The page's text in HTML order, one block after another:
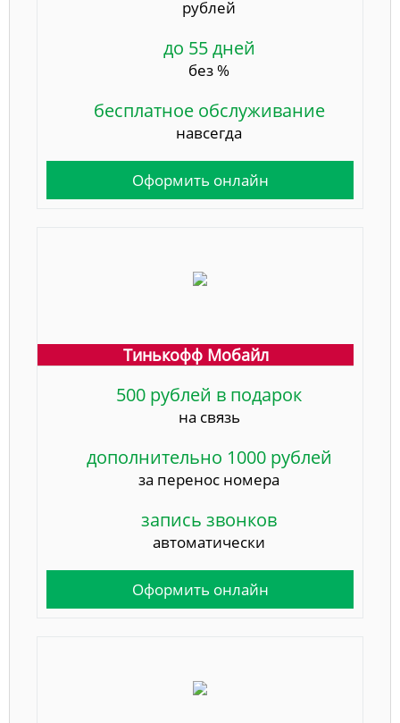
рублей
до 55 дней
без %
бесплатное обслуживание
навсегда
Оформить онлайн
Тинькофф Мобайл
500 рублей в подарок
на связь
дополнительно 1000 рублей
за перенос номера
запись звонков
автоматически
Оформить онлайн